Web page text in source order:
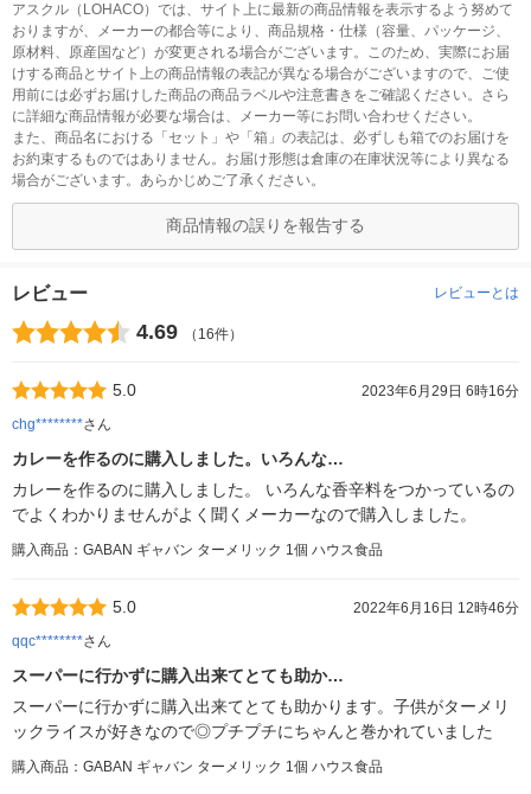
アスクル（LOHACO）では、サイト上に最新の商品情報を表示するよう努めて
おりますが、メーカーの都合等により、商品規格・仕様（容量、パッケージ、
原材料、原産国など）が変更される場合がございます。このため、実際にお届
けする商品とサイト上の商品情報の表記が異なる場合がございますので、ご使
用前には必ずお届けした商品の商品ラベルや注意書きをご確認ください。さら
に詳細な商品情報が必要な場合は、メーカー等にお問い合わせください。
また、商品名における「セット」や「箱」の表記は、必ずしも箱でのお届けを
お約束するものではありません。お届け形態は倉庫の在庫状況等により異なる
場合がございます。あらかじめご了承ください。
商品情報の誤りを報告する
レビュー レビューとは
4.69 （16件）
5.0
2023年6月29日 6時16分
chg********さん
カレーを作るのに購入しました。いろんな…
カレーを作るのに購入しました。 いろんな香辛料をつかっているの
でよくわかりませんがよく聞くメーカーなので購入しました。
購入商品：GABAN ギャバン ターメリック 1個 ハウス食品
5.0
2022年6月16日 12時46分
qqc********さん
スーパーに行かずに購入出来てとても助か…
スーパーに行かずに購入出来てとても助かります。子供がターメリ
ックライスが好きなので◎プチプチにちゃんと巻かれていました
購入商品：GABAN ギャバン ターメリック 1個 ハウス食品